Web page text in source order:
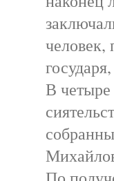
человек,
В четыре